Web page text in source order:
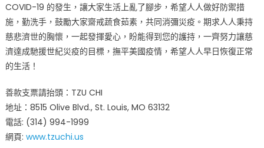
COVID-19 的發生，讓大家生活上亂了腳步，希望人人做好防禦措
施，勤洗手，鼓勵大家齋戒蔬食茹素，共同消彌災疫。期求人人秉持
慈悲濟世的胸懷，一起發揮愛心，盼能得到您的護持，一齊努力讓慈
濟達成馳援世紀災疫的目標，撫平美國疫情，希望人人早日恢復正常
的生活！
善款支票請抬頭：TZU CHI
地址：8515 Olive Blvd., St. Louis, MO 63132
電話: (314) 994-1999
網頁: www.tzuchi.us